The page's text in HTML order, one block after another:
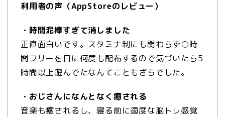
利用者の声（AppStoreのレビュー）
・時間泥棒すぎて消しました
正直面白いです。スタミナ制にも関わらず○時
間フリーを日に何度も配布するので気づいたら5
時間以上遊んでたなんてこともざらでした。
・おじさんになんとなく癒される
音楽も癒されるし、寝る前に適度な脳トレ感覚